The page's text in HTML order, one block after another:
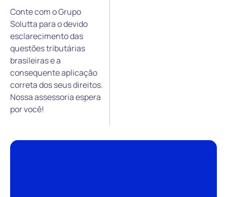
Conte com o Grupo
Solutta para o devido
esclarecimento das
questões tributárias
brasileiras e a
consequente aplicação
correta dos seus direitos.
Nossa assessoria espera
por você!